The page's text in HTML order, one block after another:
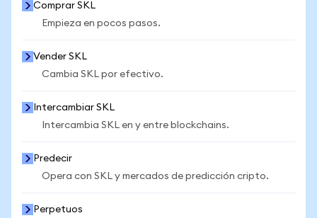
Comprar SKL
Empieza en pocos pasos.
Vender SKL
Cambia SKL por efectivo.
Intercambiar SKL
Intercambia SKL en y entre blockchains.
Predecir
Opera con SKL y mercados de predicción cripto.
Perpetuos